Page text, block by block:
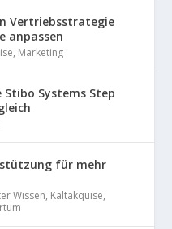
Vertriebsstrategie
anpassen
, Marketing
Stibo Systems Step
für mehr
Wissen, Kaltakquise,